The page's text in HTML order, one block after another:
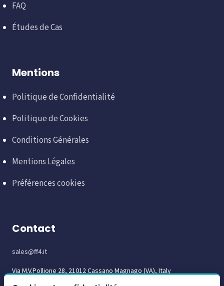
FAQ
Études de Cas
Mentions
Politique de Confidentialité
Politique de Cookies
Conditions Générales
Mentions Légales
Préférences cookies
Contact
sales@ff4.it
Via M.V.Pollione 28, 21012 Cassano Magnago (VA), Italy